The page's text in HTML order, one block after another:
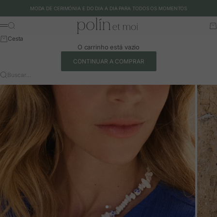
MODA DE CERIMÓNIA E DO DIA A DIA PARA TODOS OS MOMENTOS
Polín et moi - EU
Menu
Buscar
Cesta
O carrinho está vazio
CONTINUAR A COMPRAR
Buscar…
Ir para o artigo 1
Ir para o artigo 2